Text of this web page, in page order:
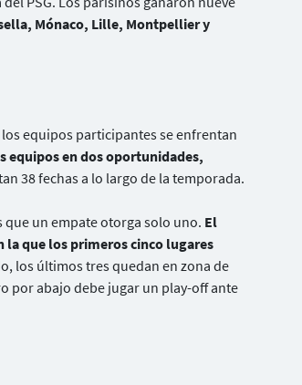
Mónaco, Lille, Montpellier y
equipos participantes se enfrentan
equipos en dos oportunidades,
38 fechas a lo largo de la temporada.
un empate otorga solo uno. El
que los primeros cinco lugares
los últimos tres quedan en zona de
por abajo debe jugar un play-off ante